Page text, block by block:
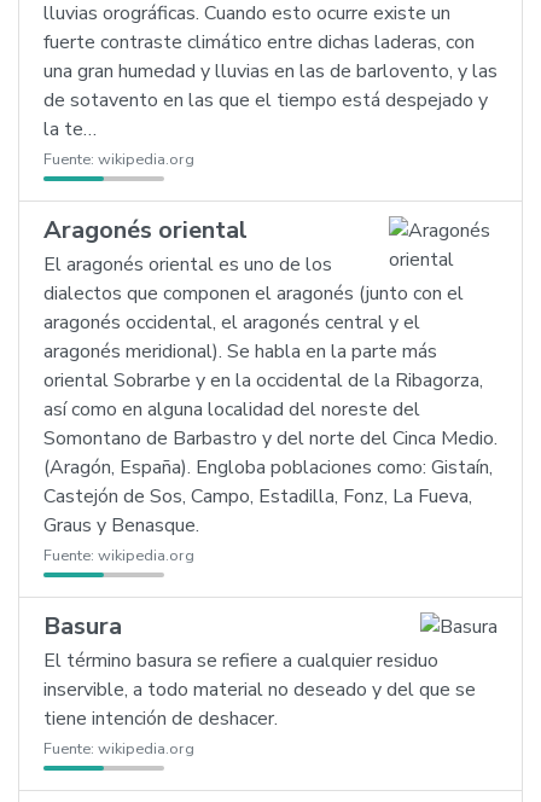
lluvias orográficas. Cuando esto ocurre existe un
fuerte contraste climático entre dichas laderas, con
una gran humedad y lluvias en las de barlovento, y las
de sotavento en las que el tiempo está despejado y
la te…
Fuente: wikipedia.org
Aragonés oriental
El aragonés oriental es uno de los
dialectos que componen el aragonés (junto con el
aragonés occidental, el aragonés central y el
aragonés meridional). Se habla en la parte más
oriental Sobrarbe y en la occidental de la Ribagorza,
así como en alguna localidad del noreste del
Somontano de Barbastro y del norte del Cinca Medio.
(Aragón, España). Engloba poblaciones como: Gistaín,
Castejón de Sos, Campo, Estadilla, Fonz, La Fueva,
Graus y Benasque.
Fuente: wikipedia.org
Basura
El término basura se refiere a cualquier residuo
inservible, a todo material no deseado y del que se
tiene intención de deshacer.
Fuente: wikipedia.org